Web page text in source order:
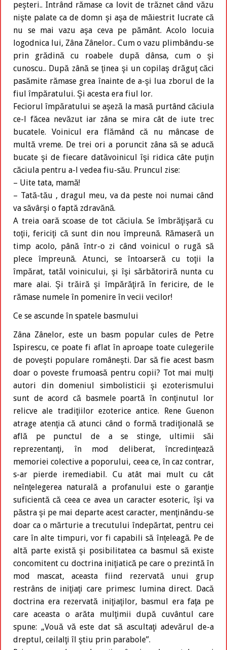
peşteri.. Intrând rămase ca lovit de trăznet când văzu
nişte palate ca de domn şi aşa de măiestrit lucrate că
nu se mai vazu aşa ceva pe pământ. Acolo locuia
logodnica lui, Zâna Zânelor.. Cum o vazu plimbându-se
prin grădină cu roabele după dânsa, cum o şi
cunoscu.. După zână se ţinea şi un copilaş drăguţ căci
pasămite rămase grea înainte de a-şi lua zborul de la
fiul împăratului. Şi acesta era fiul lor.
Feciorul împăratului se aşeză la masă purtând căciula
ce-l făcea nevăzut iar zâna se mira cât de iute trec
bucatele. Voinicul era flămând că nu mâncase de
multă vreme. De trei ori a poruncit zâna să se aducă
bucate şi de fiecare datăvoinicul îşi ridica câte puţin
căciula pentru a-l vedea fiu-său. Pruncul zise:
– Uite tata, mamă!
– Tată-tău , dragul meu, va da peste noi numai când
va săvârşi o faptă zdravănă.
A treia oară scoase de tot căciula. Se îmbrăţişară cu
toţii, fericiţi că sunt din nou împreună. Rămaseră un
timp acolo, până într-o zi când voinicul o rugă să
plece împreună. Atunci, se întoarseră cu toţii la
împărat, tatăl voinicului, şi îşi sărbătoriră nunta cu
mare alai. Şi trăiră şi împărăţiră în fericire, de le
rămase numele în pomenire în vecii vecilor!
Ce se ascunde în spatele basmului
Zâna Zânelor, este un basm popular cules de Petre
Ispirescu, ce poate fi aflat în aproape toate culegerile
de poveşti populare româneşti. Dar să fie acest basm
doar o poveste frumoasă pentru copii? Tot mai mulţi
autori din domeniul simbolisticii şi ezoterismului
sunt de acord că basmele poartă în conţinutul lor
relicve ale tradiţiilor ezoterice antice. Rene Guenon
atrage atenţia că atunci când o formă tradiţională se
află pe punctul de a se stinge, ultimii săi
reprezentanţi, în mod deliberat, încredinţează
memoriei colective a poporului, ceea ce, în caz contrar,
s-ar pierde iremediabil. Cu atât mai mult cu cât
neînţelegerea naturală a profanului este o garanţie
suficientă că ceea ce avea un caracter esoteric, îşi va
păstra şi pe mai departe acest caracter, menţinându-se
doar ca o mărturie a trecutului îndepărtat, pentru cei
care în alte timpuri, vor fi capabili să înţeleagă. Pe de
altă parte există şi posibilitatea ca basmul să existe
concomitent cu doctrina iniţiatică pe care o prezintă în
mod mascat, aceasta fiind rezervată unui grup
restrâns de iniţiaţi care primesc lumina direct. Dacă
doctrina era rezervată iniţiaţilor, basmul era faţa pe
care aceasta o arăta mulţimii după cuvântul care
spune: „Vouă vă este dat să ascultaţi adevărul de-a
dreptul, ceilalţi îl ştiu prin parabole”.